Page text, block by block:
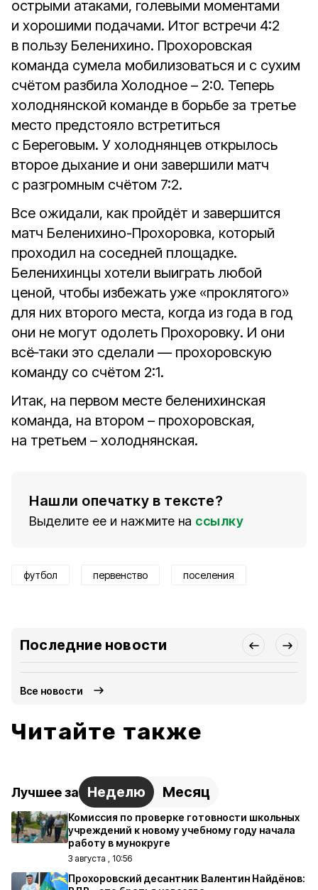
острыми атаками, голевыми моментами
и хорошими подачами. Итог встречи 4:2
в пользу Беленихино. Прохоровская
команда сумела мобилизоваться и с сухим
счётом разбила Холодное – 2:0. Теперь
холоднянской команде в борьбе за третье
место предстояло встретиться
с Береговым. У холоднянцев открылось
второе дыхание и они завершили матч
с разгромным счётом 7:2.
Все ожидали, как пройдёт и завершится
матч Беленихино-Прохоровка, который
проходил на соседней площадке.
Беленихинцы хотели выиграть любой
ценой, чтобы избежать уже «проклятого»
для них второго места, когда из года в год
они не могут одолеть Прохоровку. И они
всё‑таки это сделали — прохоровскую
команду со счётом 2:1.
Итак, на первом месте беленихинская
команда, на втором – прохоровская,
на третьем – холоднянская.
Нашли опечатку в тексте?
Выделите ее и нажмите на ссылку
футбол первенство поселения
Последние новости
Все новости
Читайте также
Лучшее за Неделю Месяц
Комиссия по проверке готовности школьных
учреждений к новому учебному году начала
работу в мунокруге
3 августа , 10:56
Прохоровский десантник Валентин Найдёнов: